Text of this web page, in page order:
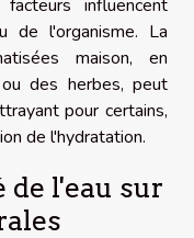
influencent
de l'organisme. La
maison, en
des herbes, peut
pour certains,
de l'hydratation.
de l'eau sur